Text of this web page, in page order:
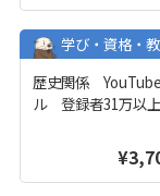
学び・資格・
歴史関係
ル 登録者31万以